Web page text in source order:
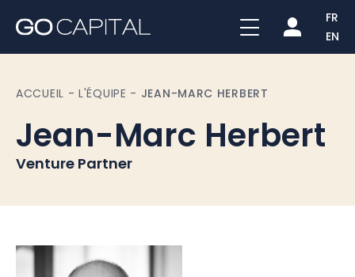
FR
EN
ACCUEIL -L'ÉQUIPE - JEAN-MARC HERBERT
Jean-Marc Herbert
Venture Partner